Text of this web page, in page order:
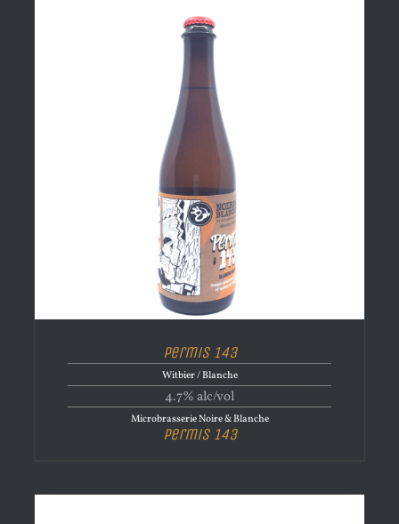
Permis 143
Witbier / Blanche
4.7% alc/vol
Microbrasserie Noire & Blanche
Permis 143